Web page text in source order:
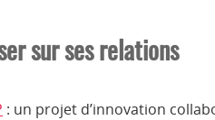
sur ses relations
: un projet d’innovation